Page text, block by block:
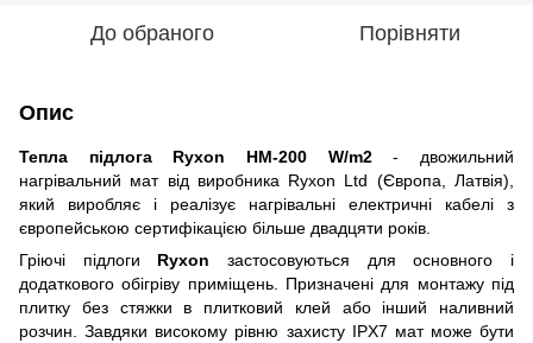
До обраного Порівняти
Опис
Тепла підлога Ryxon HM-200 W/m2- двожильний
нагрівальний мат від виробника Ryxon Ltd (Європа, Латвія),
який виробляє і реалізує нагрівальні електричні кабелі з
європейською сертифікацією більше двадцяти років.
Гріючі підлоги Ryxon застосовуються для основного і
додаткового обігріву приміщень. Призначені для монтажу під
плитку без стяжки в плитковий клей або інший наливний
розчин. Завдяки високому рівню захисту IPX7 мат може бути